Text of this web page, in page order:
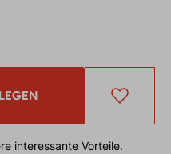
interessante Vorteile.